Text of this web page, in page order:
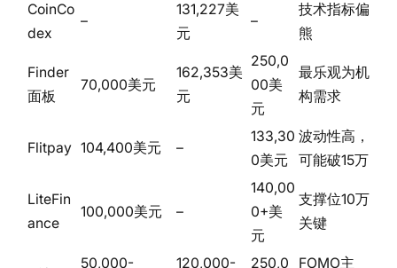
CoinCo
dex
–
131,227美
元
–
技术指标偏
熊
Finder
面板
70,000美元
162,353美
元
250,0
00美
元
最乐观为机
构需求
Flitpay 104,400美元 –
133,30
0美元
波动性高，
可能破15万
LiteFin
ance
100,000美元 –
140,00
0+美
元
支撑位10万
关键
50,000-
120,000-
250,0
FOMO主